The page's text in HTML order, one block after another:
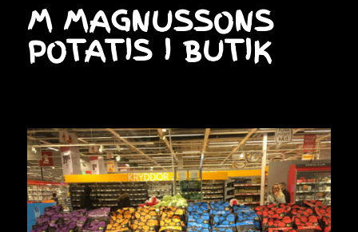
M MAGNUSSONS
POTATIS I BUTIK